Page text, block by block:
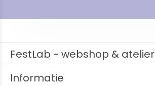
FestLab - webshop & atelier
Informatie